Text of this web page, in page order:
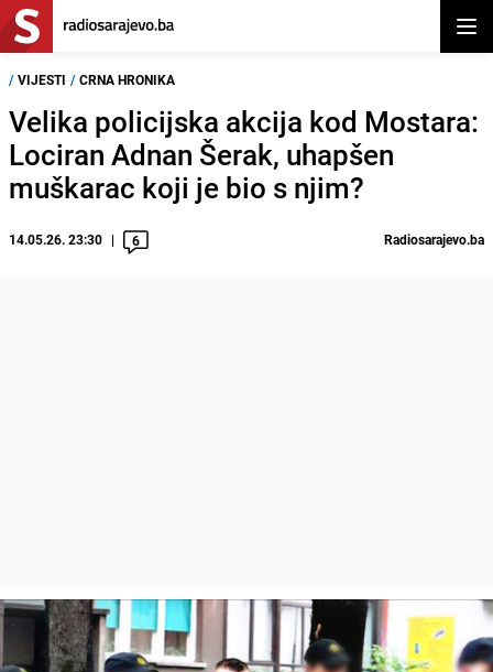
/ VIJESTI / CRNA HRONIKA
Velika policijska akcija kod Mostara:
Lociran Adnan Šerak, uhapšen
muškarac koji je bio s njim?
14.05.26. 23:30 6 Radiosarajevo.ba